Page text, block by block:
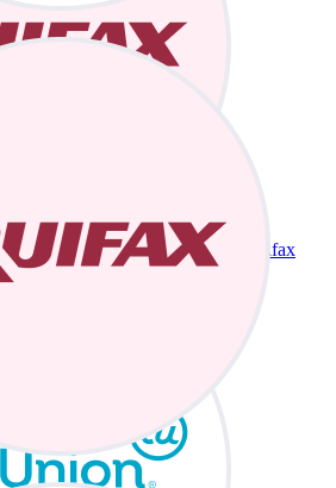
Equifax